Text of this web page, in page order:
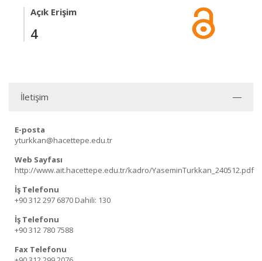
Açık Erişim
4
İletişim
E-posta
yturkkan@hacettepe.edu.tr
Web Sayfası
http://www.ait.hacettepe.edu.tr/kadro/YaseminTurkkan_240512.pdf
İş Telefonu
+90 312 297 6870 Dahili: 130
İş Telefonu
+90 312 780 7588
Fax Telefonu